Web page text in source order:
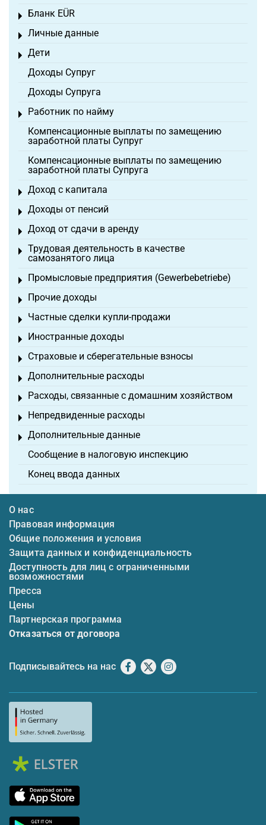
Бланк EÜR
Toggle menu
Личные данные
Toggle menu
Дети
Toggle menu
Доходы Супруг
Доходы Супруга
Работник по найму
Toggle menu
Компенсационные выплаты по замещению
заработной платы Супруг
Компенсационные выплаты по замещению
заработной платы Супруга
Доход с капитала
Toggle menu
Доходы от пенсий
Toggle menu
Доход от сдачи в аренду
Toggle menu
Трудовая деятельность в качестве
самозанятого лица
Toggle menu
Промысловые предприятия (Gewerbebetriebe)
Toggle menu
Прочие доходы
Toggle menu
Частные сделки купли-продажи
Toggle menu
Иностранные доходы
Toggle menu
Страховые и сберегательные взносы
Toggle menu
Дополнительные расходы
Toggle menu
Расходы, связанные с домашним хозяйством
Toggle menu
Непредвиденные расходы
Toggle menu
Дополнительные данные
Toggle menu
Сообщение в налоговую инспекцию
Конец ввода данных
О нас
Правовая информация
Общие положения и условия
Защита данных и конфиденциальность
Доступность для лиц с ограниченными
возможностями
Пресса
Цены
Партнерская программа
Отказаться от договора
Подписывайтесь на нас Facebook
X Instagram